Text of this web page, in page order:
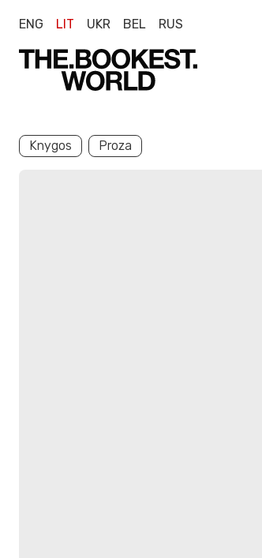
ENG LIT UKR BEL RUS
Knygos Proza